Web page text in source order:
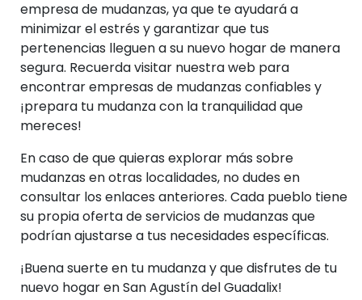
empresa de mudanzas, ya que te ayudará a
minimizar el estrés y garantizar que tus
pertenencias lleguen a su nuevo hogar de manera
segura. Recuerda visitar nuestra web para
encontrar empresas de mudanzas confiables y
¡prepara tu mudanza con la tranquilidad que
mereces!
En caso de que quieras explorar más sobre
mudanzas en otras localidades, no dudes en
consultar los enlaces anteriores. Cada pueblo tiene
su propia oferta de servicios de mudanzas que
podrían ajustarse a tus necesidades específicas.
¡Buena suerte en tu mudanza y que disfrutes de tu
nuevo hogar en San Agustín del Guadalix!